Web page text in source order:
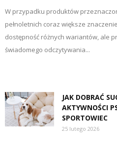
W przypadku produktów
pełnoletnich coraz większe
dostępność różnych wariantów, ale
świadomego odczytywania...
JAK DOBRAĆ
AKTYWNOŚCI
SPORTOWIEC
25 lutego 2026